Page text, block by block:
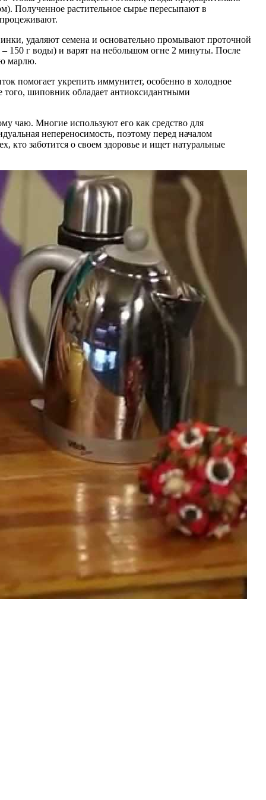
Полученное растительное сырье пересыпают в
удаляют семена и основательно промывают проточной
150 г воды) и варят на небольшом огне 2 минуты. После
марлю.
помогает укрепить иммунитет, особенно в холодное
того, шиповник обладает антиоксидантными
чаю. Многие используют его как средство для
непереносимость, поэтому перед началом
кто заботится о своем здоровье и ищет натуральные